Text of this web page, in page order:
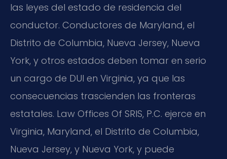
las leyes del estado de residencia del
conductor. Conductores de Maryland, el
Distrito de Columbia, Nueva Jersey, Nueva
York, y otros estados deben tomar en serio
un cargo de DUI en Virginia, ya que las
consecuencias trascienden las fronteras
estatales. Law Offices Of SRIS, P.C. ejerce en
Virginia, Maryland, el Distrito de Columbia,
Nueva Jersey, y Nueva York, y puede